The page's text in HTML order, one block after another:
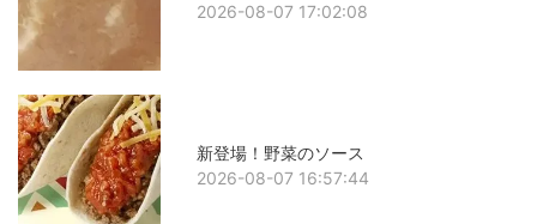
2026-08-07 17:02:08
新登場！野菜のソース
2026-08-07 16:57:44